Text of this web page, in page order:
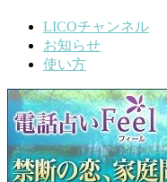
LICOチャンネル
お知らせ
使い方